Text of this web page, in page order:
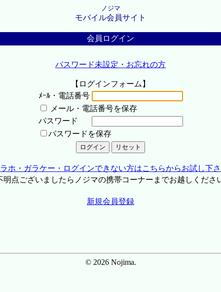
ノジマ
モバイル会員サイト
会員ログイン
パスワード未設定・お忘れの方
【ログインフォーム】
ﾒｰﾙ・電話番号
メール・電話番号を保存
パスワード
パスワードを保存
ホ・ガラケー・ログインできない方はこちらからお試し下
点ございましたらノジマの携帯コーナーまでお越しくださ
新規会員登録
© 2026 Nojima.